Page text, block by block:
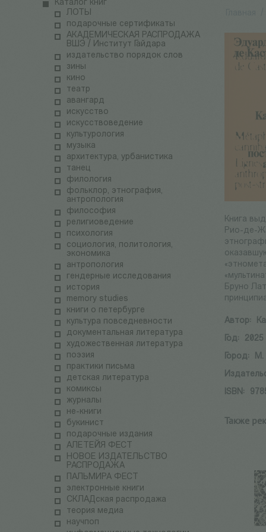
Каталог книг
ЛОТЫ
подарочные сертификаты
АКАДЕМИЧЕСКАЯ РАСПРОДАЖА
ВШЭ / Институт Гайдара
издательство порядок слов
зины
кино
театр
авангард
искусство
искусствоведение
культурология
музыка
архитектура, урбанистика
танец
филология
фольклор, этнография,
антропология
философия
религиоведение
психология
социология, политология,
экономика
антропология
гендерные исследования
история
memory studies
книги о петербурге
культура повседневности
документальная литература
художественная литература
поэзия
практики письма
детская литература
комиксы
журналы
не-книги
букинист
подарочные издания
АЛЕТЕЙЯ ФЕСТ
НОВОЕ ИЗДАТЕЛЬСТВО
РАСПРОДАЖА
ПАЛЬМИРА ФЕСТ
электронные книги
СКЛАДская распродажа
теория медиа
научпоп
Книга
Рио-де-
Бруно
Автор:
Год:
2025
Город:
М.
ISBN:
Также